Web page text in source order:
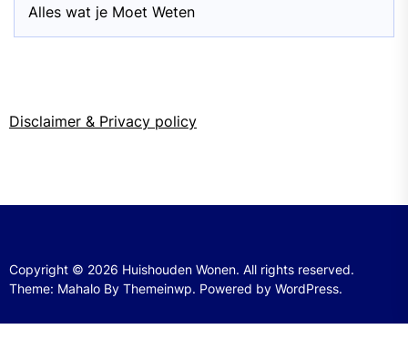
Alles wat je Moet Weten
Disclaimer & Privacy policy
Copyright © 2026 Huishouden Wonen. All rights reserved.
Theme: Mahalo By Themeinwp. Powered by WordPress.